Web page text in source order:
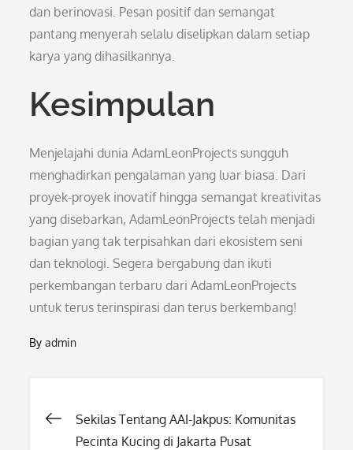
dan berinovasi. Pesan positif dan semangat
pantang menyerah selalu diselipkan dalam setiap
karya yang dihasilkannya.
Kesimpulan
Menjelajahi dunia AdamLeonProjects sungguh
menghadirkan pengalaman yang luar biasa. Dari
proyek-proyek inovatif hingga semangat kreativitas
yang disebarkan, AdamLeonProjects telah menjadi
bagian yang tak terpisahkan dari ekosistem seni
dan teknologi. Segera bergabung dan ikuti
perkembangan terbaru dari AdamLeonProjects
untuk terus terinspirasi dan terus berkembang!
Byadmin
Post
Sekilas Tentang AAI-Jakpus: Komunitas
Pecinta Kucing di Jakarta Pusat